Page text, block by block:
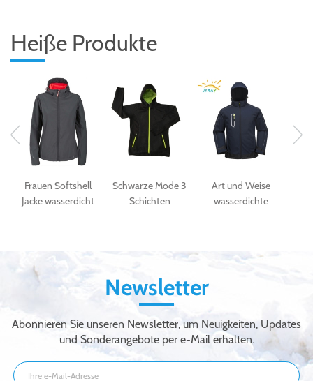
Heiße Produkte
Softshell
wasserdicht
Schwarze Mode 3
Schichten
Art und Weise
wasserdichte
Herren
Newsletter
Abonnieren Sie unseren Newsletter, um Neuigkeiten, Updates
und Sonderangebote per e-Mail erhalten.